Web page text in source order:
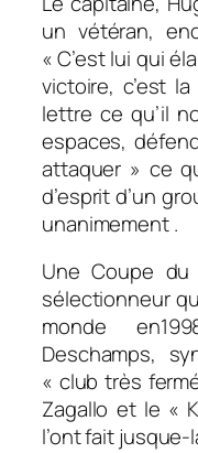
un vétéran,
«C’est lui qui
victoire, c’est
lettre ce qu’il
espaces,
attaquer » ce
d’esprit d’un
unanimement .
Une Coupe
sélectionneur
monde
Deschamps,
« club très
Zagallo et le «
l’ont fait jusque-